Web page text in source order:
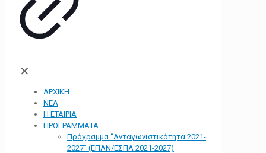
✕
ΑΡΧΙΚΗ
ΝΕΑ
Η ΕΤΑΙΡΙΑ
ΠΡΟΓΡΑΜΜΑΤΑ
Πρόγραμμα “Ανταγωνιστικότητα 2021-
2027” (ΕΠΑΝ/ΕΣΠΑ 2021-2027)